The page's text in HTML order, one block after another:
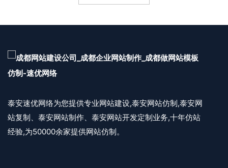
泰安速优网络为您提供专业网站建设,泰安网站仿制,泰安网
站复制、泰安网站制作、泰安网站开发定制业务,十年仿站
经验,为50000余家提供网站仿制。